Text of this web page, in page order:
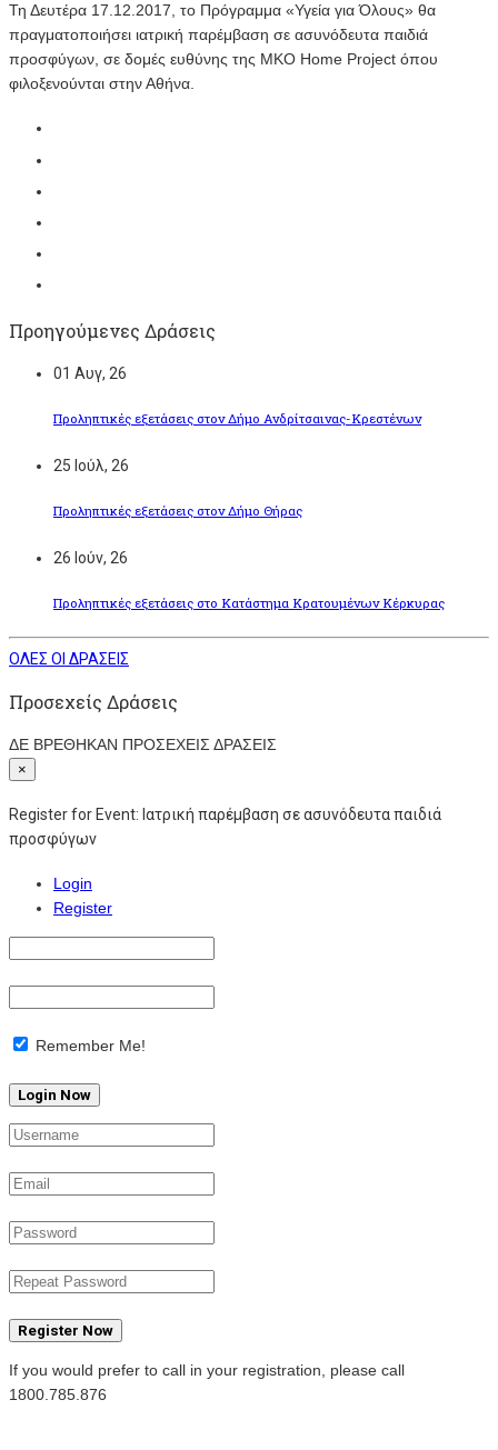
Τη Δευτέρα 17.12.2017, το Πρόγραμμα «Υγεία για Όλους» θα
πραγματοποιήσει ιατρική παρέμβαση σε ασυνόδευτα παιδιά
προσφύγων, σε δομές ευθύνης της ΜΚΟ Ηome Project όπου
φιλοξενούνται στην Αθήνα.
Προηγούμενες Δράσεις
01 Αυγ, 26
Προληπτικές εξετάσεις στον Δήμο Ανδρίτσαινας-Κρεστένων
25 Ιούλ, 26
Προληπτικές εξετάσεις στον Δήμο Θήρας
26 Ιούν, 26
Προληπτικές εξετάσεις στο Κατάστημα Κρατουμένων Κέρκυρας
ΟΛΕΣ ΟΙ ΔΡΑΣΕΙΣ
Προσεχείς Δράσεις
ΔΕ ΒΡΕΘΗΚΑΝ ΠΡΟΣΕΧΕΙΣ ΔΡΑΣΕΙΣ
×
Register for Event: Ιατρική παρέμβαση σε ασυνόδευτα παιδιά
προσφύγων
Login
Register
Remember Me!
Register Now
If you would prefer to call in your registration, please call
1800.785.876